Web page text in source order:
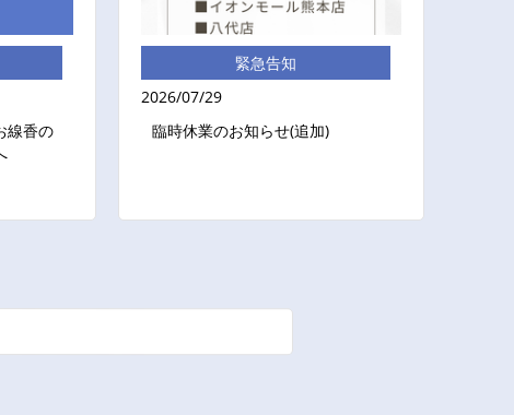
線香の
緊急告知
2026/07/29
臨時休業のお知らせ(追加)